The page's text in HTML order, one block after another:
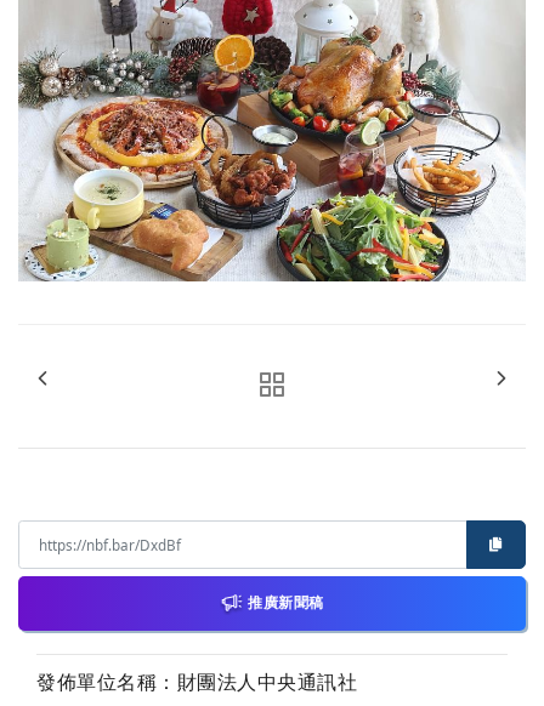
推廣新聞稿
發佈單位名稱：財團法人中央通訊社